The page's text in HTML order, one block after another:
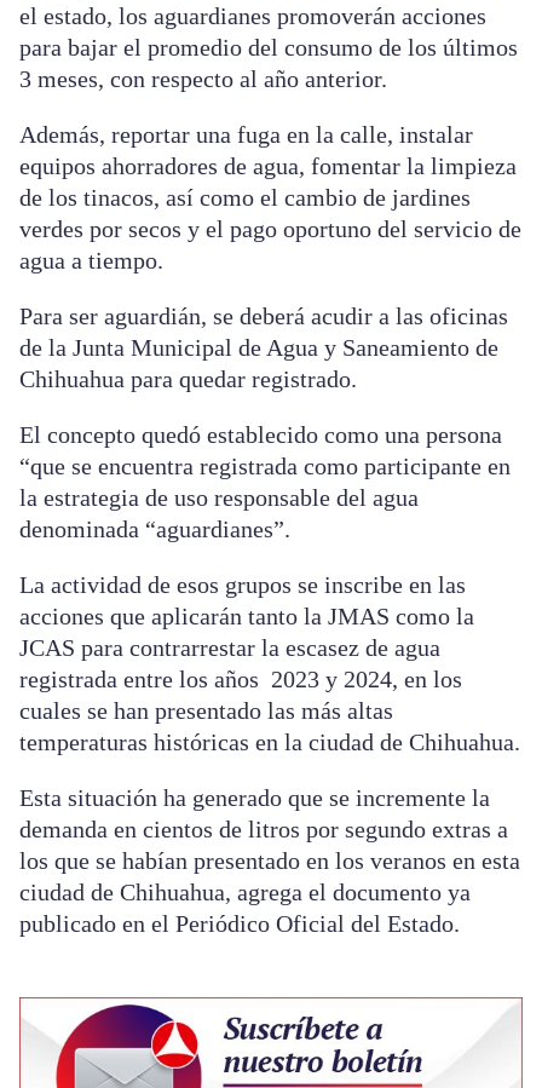
el estado, los aguardianes promoverán acciones
para bajar el promedio del consumo de los últimos
3 meses, con respecto al año anterior.
Además, reportar una fuga en la calle, instalar
equipos ahorradores de agua, fomentar la limpieza
de los tinacos, así como el cambio de jardines
verdes por secos y el pago oportuno del servicio de
agua a tiempo.
Para ser aguardián, se deberá acudir a las oficinas
de la Junta Municipal de Agua y Saneamiento de
Chihuahua para quedar registrado.
El concepto quedó establecido como una persona
“que se encuentra registrada como participante en
la estrategia de uso responsable del agua
denominada “aguardianes”.
La actividad de esos grupos se inscribe en las
acciones que aplicarán tanto la JMAS como la
JCAS para contrarrestar la escasez de agua
registrada entre los años 2023 y 2024, en los
cuales se han presentado las más altas
temperaturas históricas en la ciudad de Chihuahua.
Esta situación ha generado que se incremente la
demanda en cientos de litros por segundo extras a
los que se habían presentado en los veranos en esta
ciudad de Chihuahua, agrega el documento ya
publicado en el Periódico Oficial del Estado.